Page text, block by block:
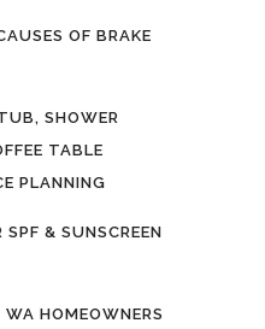
OF BRAKE
SHOWER
TABLE
PLANNING
& SUNSCREEN
HOMEOWNERS